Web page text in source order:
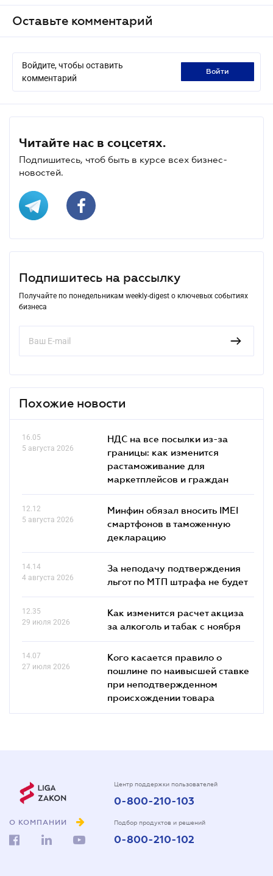
Оставьте комментарий
Войдите, чтобы оставить
комментарий
войти
Читайте нас в соцсетях.
Подпишитесь, чтоб быть в курсе всех бизнес-
новостей.
Подпишитесь на рассылку
Получайте по понедельникам weekly-digest о ключевых событиях
бизнеса
Похожие новости
16.05
5 августа 2026
НДС на все посылки из-за
границы: как изменится
растаможивание для
маркетплейсов и граждан
12.12
5 августа 2026
Минфин обязал вносить IMEI
смартфонов в таможенную
декларацию
14.14
4 августа 2026
За неподачу подтверждения
льгот по МТП штрафа не будет
12.35
29 июля 2026
Как изменится расчет акциза
за алкоголь и табак с ноября
14.07
27 июля 2026
Кого касается правило о
пошлине по наивысшей ставке
при неподтвержденном
происхождении товара
О КОМПАНИИ
Центр поддержки пользователей
0-800-210-103
Подбор продуктов и решений
0-800-210-102